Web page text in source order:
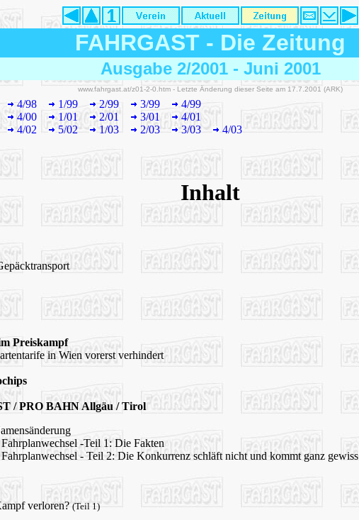
FAHRGAST - Die Zeitung
Ausgabe 2/2001 - Juni 2001
www.fahrgast.at/z01-2-0.htm - Letzte Änderung dieser Seite am 17.7.2001 (ARK)
4/98 1/99 2/99 3/99
4/99
4/00 1/01 2/01 3/01
4/01
4/02 5/02 1/03 2/03 3/03
4/03
Inhalt
Preiskampf
in Wien vorerst verhindert
/ PRO BAHN Allgäu / Tirol
-Teil 1: Die Fakten
- Teil 2: Die Konkurrenz schläft nicht und kommt ganz gewiss
verloren?(Teil 1)